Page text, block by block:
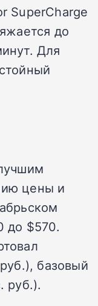
SuperCharge
до
Для
цены и
до $570.
базовый
руб.).